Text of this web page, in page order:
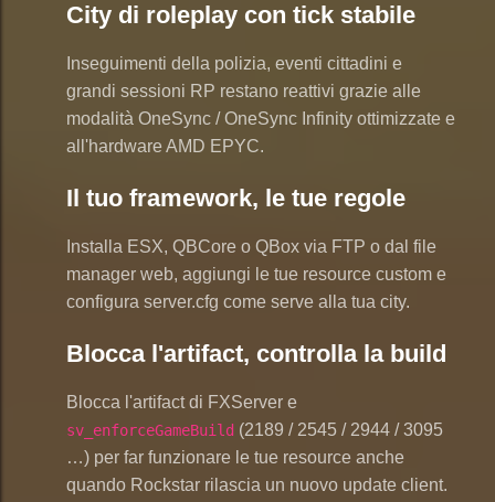
City di roleplay con tick stabile
Inseguimenti della polizia, eventi cittadini e
grandi sessioni RP restano reattivi grazie alle
modalità OneSync / OneSync Infinity ottimizzate e
all'hardware AMD EPYC.
Il tuo framework, le tue regole
Installa ESX, QBCore o QBox via FTP o dal file
manager web, aggiungi le tue resource custom e
configura server.cfg come serve alla tua city.
Blocca l'artifact, controlla la build
Blocca l'artifact di FXServer e
sv_enforceGameBuild (2189 / 2545 / 2944 / 3095
…) per far funzionare le tue resource anche
quando Rockstar rilascia un nuovo update client.